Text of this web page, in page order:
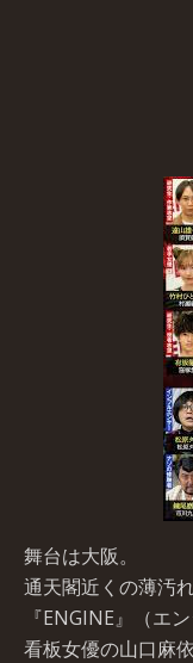
舞台は大阪。
通天閣近くの薄汚
『ENGINE』（エン
看板女優の山口麻